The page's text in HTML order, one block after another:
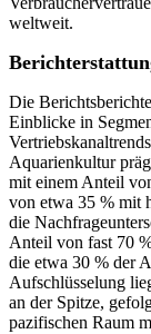
weltweit.
Die
Einblicke in
Aquarienkultur
mit einem Anteil
von etwa 35 % mit
die
Anteil von fast 70
die etwa 30 % der
Aufschlüsselung
an der Spitze,
pazifischen Raum